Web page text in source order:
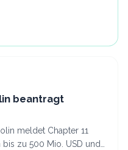
beantragt
meldet Chapter 11
zu 500 Mio. USD und